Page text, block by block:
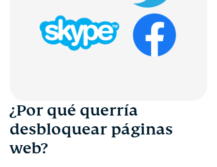
¿Por qué querría
desbloquear páginas
web?